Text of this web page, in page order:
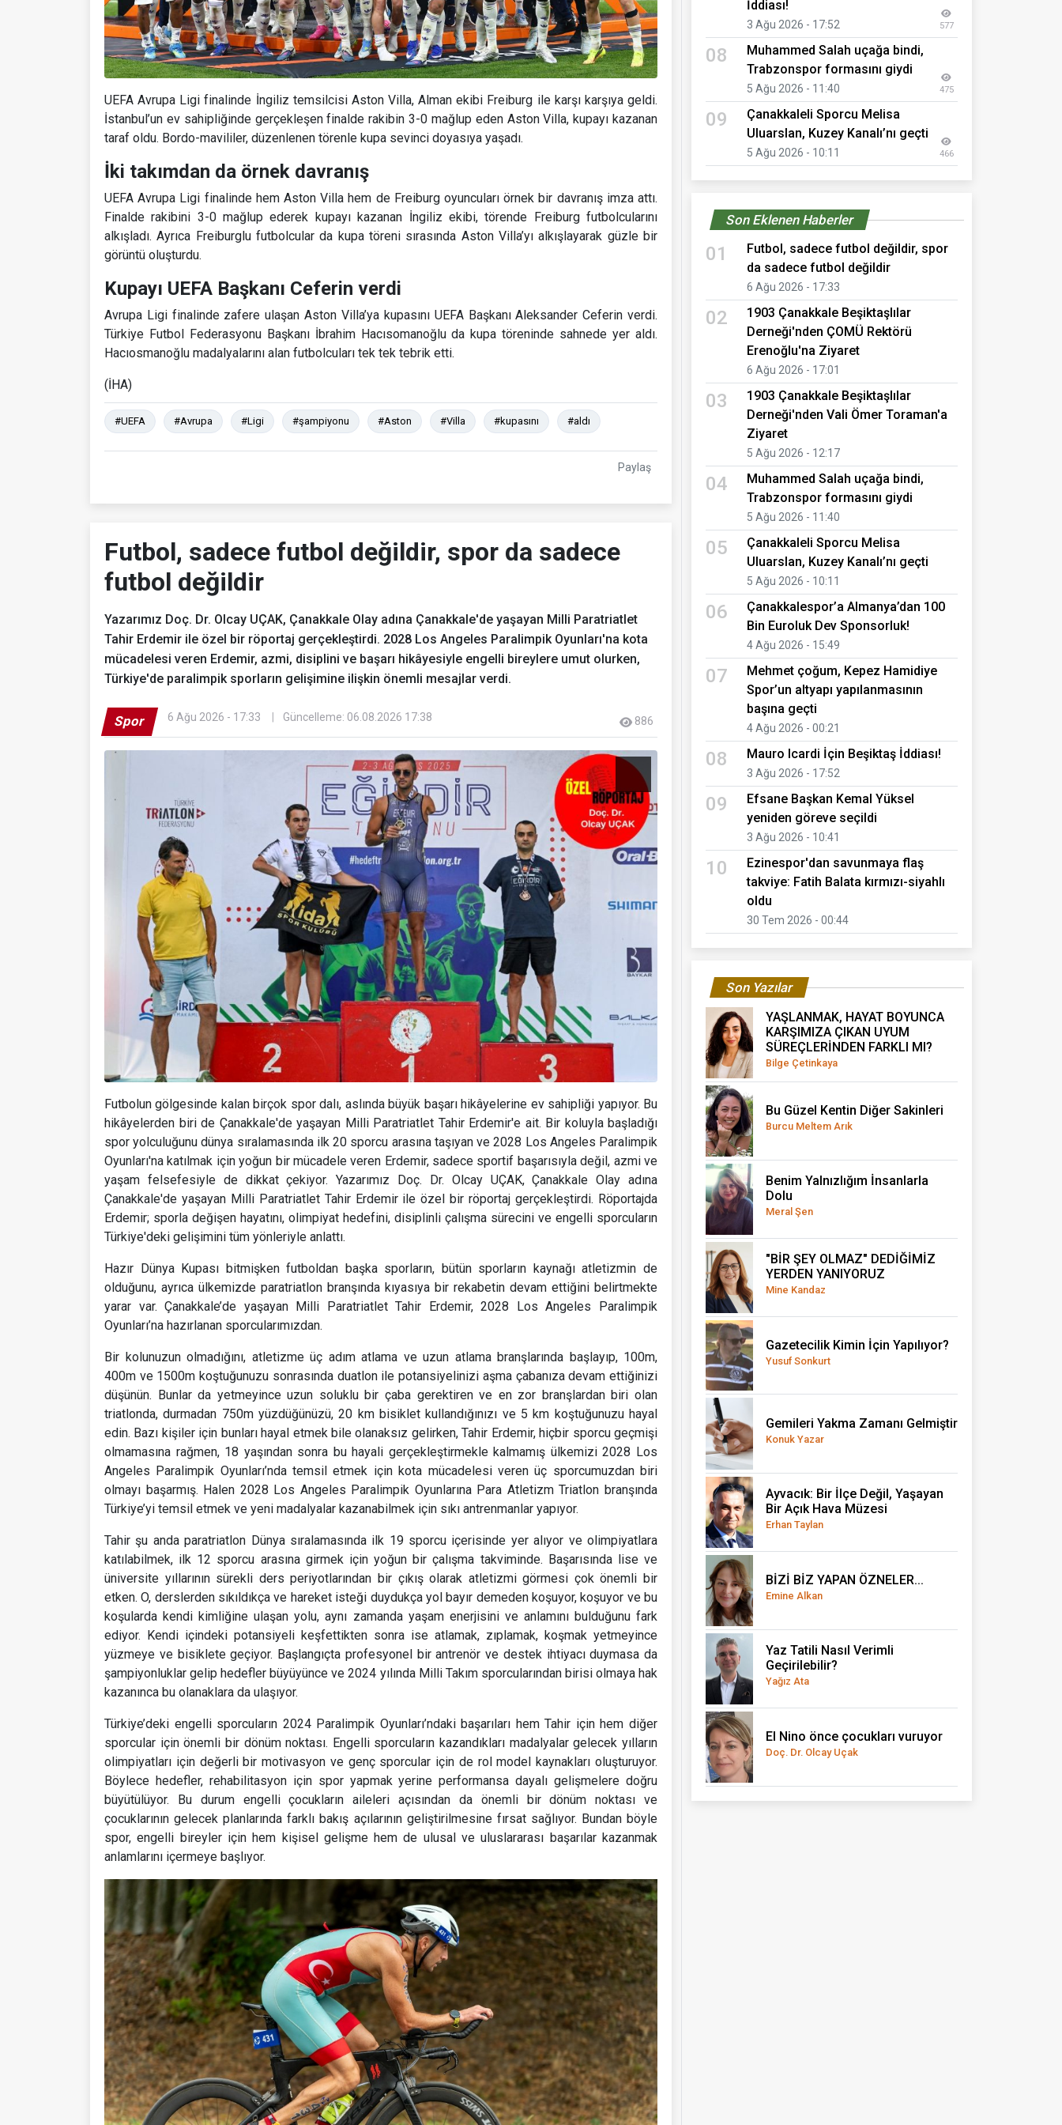
UEFA Avrupa Ligi finalinde İngiliz temsilcisi Aston Villa, Alman ekibi Freiburg ile karşı karşıya geldi.
İstanbul’un ev sahipliğinde gerçekleşen finalde rakibin 3-0 mağlup eden Aston Villa, kupayı kazanan
taraf oldu. Bordo-mavililer, düzenlenen törenle kupa sevinci doyasıya yaşadı.
İki takımdan da örnek davranış
UEFA Avrupa Ligi finalinde hem Aston Villa hem de Freiburg oyuncuları örnek bir davranış imza attı.
Finalde rakibini 3-0 mağlup ederek kupayı kazanan İngiliz ekibi, törende Freiburg futbolcularını
alkışladı. Ayrıca Freiburglu futbolcular da kupa töreni sırasında Aston Villa’yı alkışlayarak güzle bir
görüntü oluşturdu.
Kupayı UEFA Başkanı Ceferin verdi
Avrupa Ligi finalinde zafere ulaşan Aston Villa’ya kupasını UEFA Başkanı Aleksander Ceferin verdi.
Türkiye Futbol Federasyonu Başkanı İbrahim Hacısomanoğlu da kupa töreninde sahnede yer aldı.
Hacıosmanoğlu madalyalarını alan futbolcuları tek tek tebrik etti.
(İHA)
#UEFA #Avrupa #Ligi #şampiyonu #Aston #Villa #kupasını #aldı
Paylaş
Futbol, sadece futbol değildir, spor da sadece
futbol değildir
Yazarımız Doç. Dr. Olcay UÇAK, Çanakkale Olay adına Çanakkale'de yaşayan Milli Paratriatlet
Tahir Erdemir ile özel bir röportaj gerçekleştirdi. 2028 Los Angeles Paralimpik Oyunları'na kota
mücadelesi veren Erdemir, azmi, disiplini ve başarı hikâyesiyle engelli bireylere umut olurken,
Türkiye'de paralimpik sporların gelişimine ilişkin önemli mesajlar verdi.
Spor 6 Ağu 2026 - 17:33 Güncelleme: 06.08.2026 17:38 886
Futbolun gölgesinde kalan birçok spor dalı, aslında büyük başarı hikâyelerine ev sahipliği yapıyor. Bu
hikâyelerden biri de Çanakkale'de yaşayan Milli Paratriatlet Tahir Erdemir'e ait. Bir koluyla başladığı
spor yolculuğunu dünya sıralamasında ilk 20 sporcu arasına taşıyan ve 2028 Los Angeles Paralimpik
Oyunları'na katılmak için yoğun bir mücadele veren Erdemir, sadece sportif başarısıyla değil, azmi ve
yaşam felsefesiyle de dikkat çekiyor. Yazarımız Doç. Dr. Olcay UÇAK, Çanakkale Olay adına
Çanakkale'de yaşayan Milli Paratriatlet Tahir Erdemir ile özel bir röportaj gerçekleştirdi. Röportajda
Erdemir; sporla değişen hayatını, olimpiyat hedefini, disiplinli çalışma sürecini ve engelli sporcuların
Türkiye'deki gelişimini tüm yönleriyle anlattı.
Hazır Dünya Kupası bitmişken futboldan başka sporların, bütün sporların kaynağı atletizmin de
olduğunu, ayrıca ülkemizde paratriatlon branşında kıyasıya bir rekabetin devam ettiğini belirtmekte
yarar var. Çanakkale’de yaşayan Milli Paratriatlet Tahir Erdemir, 2028 Los Angeles Paralimpik
Oyunları’na hazırlanan sporcularımızdan.
Bir kolunuzun olmadığını, atletizme üç adım atlama ve uzun atlama branşlarında başlayıp, 100m,
400m ve 1500m koştuğunuzu sonrasında duatlon ile potansiyelinizi aşma çabanıza devam ettiğinizi
düşünün. Bunlar da yetmeyince uzun soluklu bir çaba gerektiren ve en zor branşlardan biri olan
triatlonda, durmadan 750m yüzdüğünüzü, 20 km bisiklet kullandığınızı ve 5 km koştuğunuzu hayal
edin. Bazı kişiler için bunları hayal etmek bile olanaksız gelirken, Tahir Erdemir, hiçbir sporcu geçmişi
olmamasına rağmen, 18 yaşından sonra bu hayali gerçekleştirmekle kalmamış ülkemizi 2028 Los
Angeles Paralimpik Oyunları’nda temsil etmek için kota mücadelesi veren üç sporcumuzdan biri
olmayı başarmış. Halen 2028 Los Angeles Paralimpik Oyunlarına Para Atletizm Triatlon branşında
Türkiye’yi temsil etmek ve yeni madalyalar kazanabilmek için sıkı antrenmanlar yapıyor.
Tahir şu anda paratriatlon Dünya sıralamasında ilk 19 sporcu içerisinde yer alıyor ve olimpiyatlara
katılabilmek, ilk 12 sporcu arasına girmek için yoğun bir çalışma takviminde. Başarısında lise ve
üniversite yıllarının sürekli ders periyotlarından bir çıkış olarak atletizmi görmesi çok önemli bir
etken. O, derslerden sıkıldıkça ve hareket isteği duydukça yol bayır demeden koşuyor, koşuyor ve bu
koşularda kendi kimliğine ulaşan yolu, aynı zamanda yaşam enerjisini ve anlamını bulduğunu fark
ediyor. Kendi içindeki potansiyeli keşfettikten sonra ise atlamak, zıplamak, koşmak yetmeyince
yüzmeye ve bisiklete geçiyor. Başlangıçta profesyonel bir antrenör ve destek ihtiyacı duymasa da
şampiyonluklar gelip hedefler büyüyünce ve 2024 yılında Milli Takım sporcularından birisi olmaya hak
kazanınca bu olanaklara da ulaşıyor.
Türkiye’deki engelli sporcuların 2024 Paralimpik Oyunları’ndaki başarıları hem Tahir için hem diğer
sporcular için önemli bir dönüm noktası. Engelli sporcuların kazandıkları madalyalar gelecek yılların
olimpiyatları için değerli bir motivasyon ve genç sporcular için de rol model kaynakları oluşturuyor.
Böylece hedefler, rehabilitasyon için spor yapmak yerine performansa dayalı gelişmelere doğru
büyütülüyor. Bu durum engelli çocukların aileleri açısından da önemli bir dönüm noktası ve
çocuklarının gelecek planlarında farklı bakış açılarının geliştirilmesine fırsat sağlıyor. Bundan böyle
spor, engelli bireyler için hem kişisel gelişme hem de ulusal ve uluslararası başarılar kazanmak
anlamlarını içermeye başlıyor.
İddiası!
3 Ağu 2026 - 17:52 577
08
Muhammed Salah uçağa bindi,
Trabzonspor formasını giydi
5 Ağu 2026 - 11:40 475
09
Çanakkaleli Sporcu Melisa
Uluarslan, Kuzey Kanalı’nı geçti
5 Ağu 2026 - 10:11 466
Son Eklenen Haberler
01
Futbol, sadece futbol değildir, spor
da sadece futbol değildir
6 Ağu 2026 - 17:33
02
1903 Çanakkale Beşiktaşlılar
Derneği'nden ÇOMÜ Rektörü
Erenoğlu'na Ziyaret
6 Ağu 2026 - 17:01
03
1903 Çanakkale Beşiktaşlılar
Derneği'nden Vali Ömer Toraman'a
Ziyaret
5 Ağu 2026 - 12:17
04
Muhammed Salah uçağa bindi,
Trabzonspor formasını giydi
5 Ağu 2026 - 11:40
05
Çanakkaleli Sporcu Melisa
Uluarslan, Kuzey Kanalı’nı geçti
5 Ağu 2026 - 10:11
06
Çanakkalespor’a Almanya’dan 100
Bin Euroluk Dev Sponsorluk!
4 Ağu 2026 - 15:49
07
Mehmet çoğum, Kepez Hamidiye
Spor’un altyapı yapılanmasının
başına geçti
4 Ağu 2026 - 00:21
08 Mauro Icardi İçin Beşiktaş İddiası!
3 Ağu 2026 - 17:52
09
Efsane Başkan Kemal Yüksel
yeniden göreve seçildi
3 Ağu 2026 - 10:41
10
Ezinespor'dan savunmaya flaş
takviye: Fatih Balata kırmızı-siyahlı
oldu
30 Tem 2026 - 00:44
Son Yazılar
YAŞLANMAK, HAYAT BOYUNCA
KARŞIMIZA ÇIKAN UYUM
SÜREÇLERİNDEN FARKLI MI?
Bilge Çetinkaya
Bu Güzel Kentin Diğer Sakinleri
Burcu Meltem Arık
Benim Yalnızlığım İnsanlarla
Dolu
Meral Şen
"BİR ŞEY OLMAZ" DEDİĞİMİZ
YERDEN YANIYORUZ
Mine Kandaz
Gazetecilik Kimin İçin Yapılıyor?
Yusuf Sonkurt
Gemileri Yakma Zamanı Gelmiştir
Konuk Yazar
Ayvacık: Bir İlçe Değil, Yaşayan
Bir Açık Hava Müzesi
Erhan Taylan
BİZİ BİZ YAPAN ÖZNELER...
Emine Alkan
Yaz Tatili Nasıl Verimli
Geçirilebilir?
Yağız Ata
El Nino önce çocukları vuruyor
Doç. Dr. Olcay Uçak